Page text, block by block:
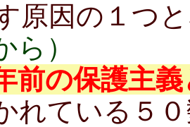
原因の１つ
ら）
前の保護主
れている５